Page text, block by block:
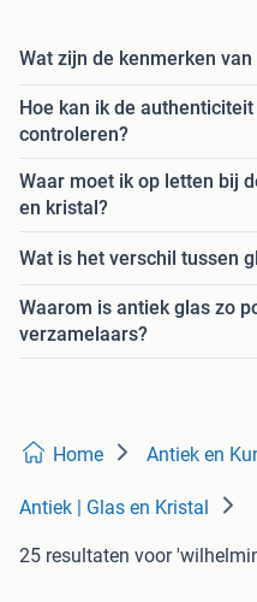
Wat zijn de kenmerken
Hoe kan ik de
controleren?
Waar moet ik op letten bij
en kristal?
Wat is het verschil tussen
Waarom is antiek glas zo
verzamelaars?
Home Antiek en
Antiek | Glas en Kristal
25 resultaten voor